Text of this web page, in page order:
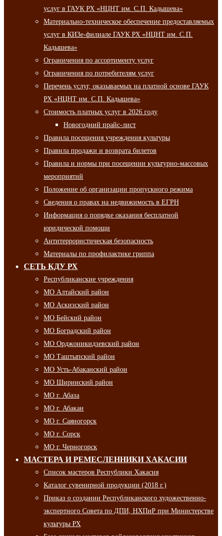
услуг в ГАУК РХ «НЦНТ им. С.П. Кадышева»
Материально-техническое обеспечение предоставляемых
услуг в КИЗе-филиале ГАУК РХ «НЦНТ им. С.П.
Кадышева»
Ограничения по ассортименту услуг
Ограничения по потребителям услуг
Перечень услуг, оказываемых на платной основе ГАУК
РХ «НЦНТ им. С.П. Кадышева»
Стоимость платных услуг в 2026 году
Новогодний прайс-лист
Правила посещения учреждения культуры
Правила продажи и возврата билетов
Правила и нормы при посещении культурно-массовых
мероприятий
Положение об организации пропускного режима
Сведения о правах на недвижимость в ЕГРН
Информация о порядке оказания бесплатной
юридической помощи
Антитеррористическая безопасность
Материалы по профилактике гриппа
СЕТЬ КДУ РХ
Республиканские учреждения
МО Алтайский район
МО Аскизский район
МО Бейский район
МО Боградский район
МО Орджоникидзевский район
МО Таштыпский район
МО Усть-Абаканский район
МО Ширинский район
МО г. Абаза
МО г. Абакан
МО г. Саяногорск
МО г. Сорск
МО г. Черногорск
МАСТЕРА И РЕМЕСЛЕННИКИ ХАКАСИИ
Список мастеров Республики Хакасия
Каталог сувенирной продукции (2018 г.)
Приказ о создании Республиканского художественно-
экспертного Совета по ДПИ, НХПиР при Министерстве
культуры РХ